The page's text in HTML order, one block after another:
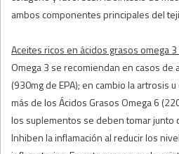
ambos componentes principales del
Aceites ricos en ácidos grasos omega
Omega 3 se recomiendan en casos de
(930mg de EPA); en cambio la artrosis
más de los Ácidos Grasos Omega 6
los suplementos se deben tomar junto
Inhiben la inflamación al reducir los